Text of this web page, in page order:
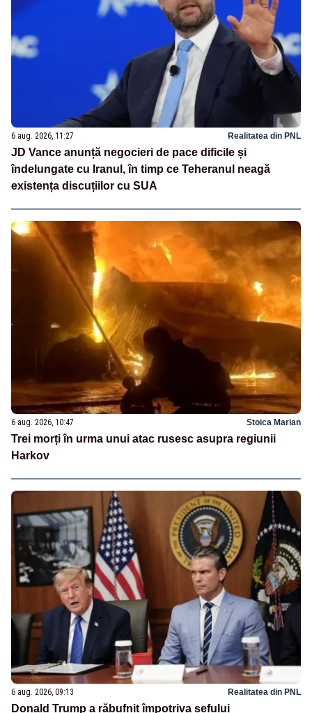
6 aug. 2026, 11:27 Realitatea din PNL
JD Vance anunță negocieri de pace dificile și
îndelungate cu Iranul, în timp ce Teheranul neagă
existența discuțiilor cu SUA
6 aug. 2026, 10:47 Stoica Marian
Trei morți în urma unui atac rusesc asupra regiunii
Harkov
6 aug. 2026, 09:13 Realitatea din PNL
Donald Trump a răbufnit împotriva șefului